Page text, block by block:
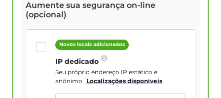
Aumente sua segurança on-line
(opcional)
Novos locais adicionados
IP dedicado
Seu próprio endereço IP estático e
anônimo
Localizações disponíveis